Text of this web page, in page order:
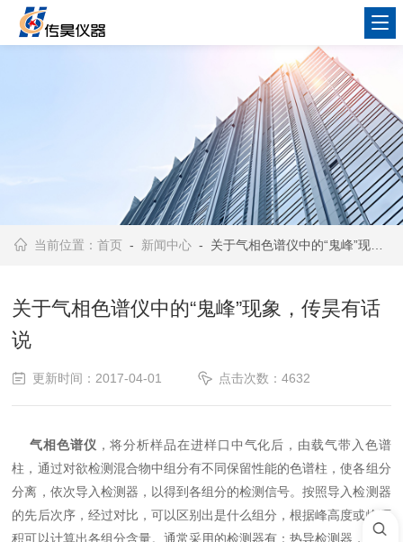
当前位置：首页 - 新闻中心 - 关于气相色谱仪中的“鬼峰”现象，传昊有话说
关于气相色谱仪中的“鬼峰”现象，传昊有话
说
更新时间：2017-04-01 点击次数：4632
气相色谱仪 ，将分析样品在进样口中气化后，由载气带入色谱
柱，通过对欲检测混合物中组分有不同保留性能的色谱柱，使各组分
分离，依次导入检测器，以得到各组分的检测信号。按照导入检测器
的先后次序，经过对比，可以区别出是什么组分，根据峰高度或峰面
积可以计算出各组分含量。通常采用的检测器有：热导检测器，火焰